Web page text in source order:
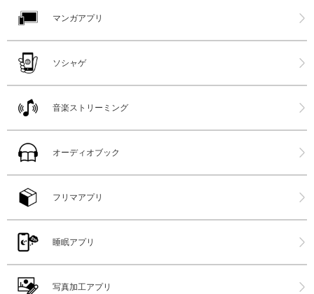
マンガアプリ
ソシャゲ
音楽ストリーミング
オーディオブック
フリマアプリ
睡眠アプリ
写真加工アプリ